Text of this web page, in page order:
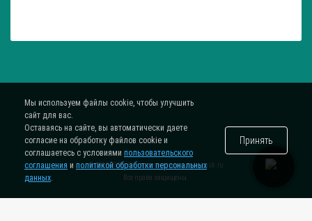
® 2015-2026. Интернет-магазинzatar-msk.ru
Все права защищены.
Мы используем файлы cookie, чтобы улучшить
сайт для вас.
Оставаясь на сайте, вы автоматически даете
согласие на обработку файлов cookie и
соглашаетесь с условиями пользовательского
соглашения и политикой обработки персональных
данных.
Принять